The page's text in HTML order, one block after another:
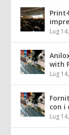
Lug
with
Lug
con i
Lug